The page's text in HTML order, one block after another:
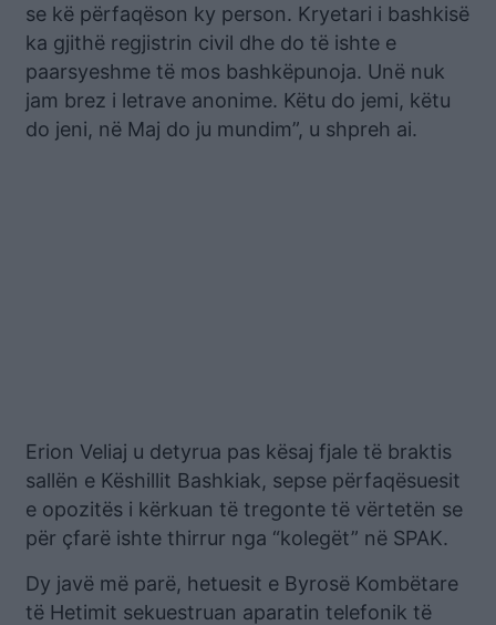
se kë përfaqëson ky person. Kryetari i bashkisë
ka gjithë regjistrin civil dhe do të ishte e
paarsyeshme të mos bashkëpunoja. Unë nuk
jam brez i letrave anonime. Këtu do jemi, këtu
do jeni, në Maj do ju mundim”, u shpreh ai.
Erion Veliaj u detyrua pas kësaj fjale të braktis
sallën e Këshillit Bashkiak, sepse përfaqësuesit
e opozitës i kërkuan të tregonte të vërtetën se
për çfarë ishte thirrur nga “kolegët” në SPAK.
Dy javë më parë, hetuesit e Byrosë Kombëtare
të Hetimit sekuestruan aparatin telefonik të